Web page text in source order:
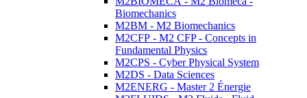
Biomechanics
M2BM - M2 Biomechanics
M2CFP - M2 CFP - Concepts in
Fundamental Physics
M2CPS - Cyber Physical System
M2DS - Data Sciences
M2ENERG - Master 2 Énergie